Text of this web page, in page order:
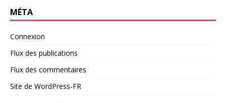
MÉTA
Connexion
Flux des publications
Flux des commentaires
Site de WordPress-FR